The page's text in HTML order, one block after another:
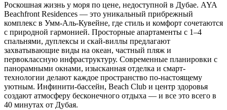
Роскошная жизнь у моря по цене, недоступной в Дубае. AYA
Beachfront Residences — это уникальный прибрежный
комплекс в Умм-Аль-Кувейне, где стиль и комфорт сочетаются
с природной гармонией. Просторные апартаменты с 1–4
спальнями, дуплексы и скай-виллы предлагают
захватывающие виды на океан, частный пляж и
первоклассную инфраструктуру. Современные планировки с
панорамными окнами, изысканная отделка и смарт-
технологии делают каждое пространство по-настоящему
уютным. Инфинити-бассейн, Beach Club и центр здоровья
создают атмосферу бесконечного отдыха — и все это всего в
40 минутах от Дубая.